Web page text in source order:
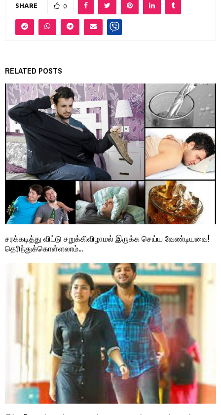
SHARE 0
RELATED POSTS
சரக்கடித்து விட்டு சறுக்கிவிழாமல் இருக்க செய்ய வேண்டியவை!
தெரிந்துக்கொள்ளலாம்…